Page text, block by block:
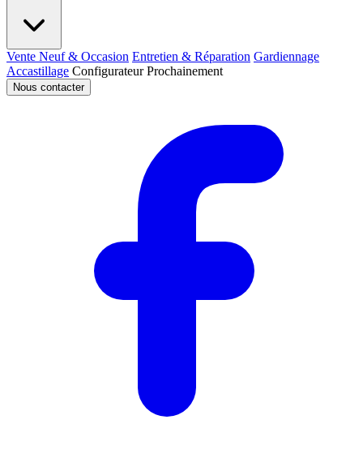
Vente Neuf & Occasion Entretien & Réparation Gardiennage
Accastillage ConfigurateurProchainement
Nous contacter